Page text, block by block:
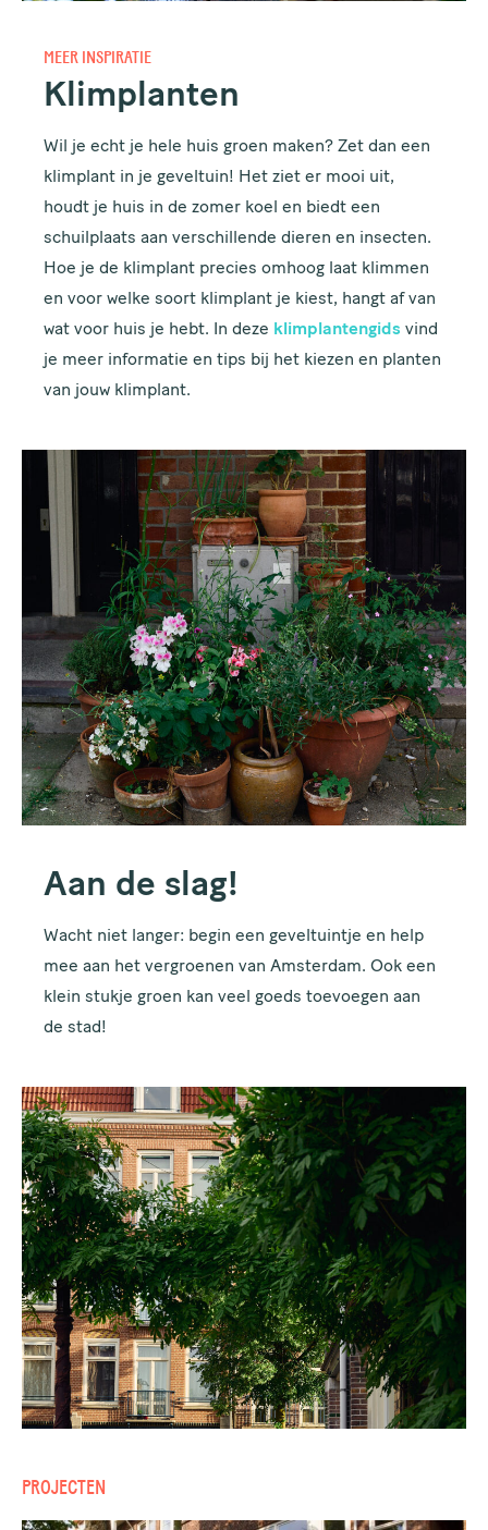
MEER INSPIRATIE
Klimplanten
Wil je echt je hele huis groen maken? Zet dan een
klimplant in je geveltuin! Het ziet er mooi uit,
houdt je huis in de zomer koel en biedt een
schuilplaats aan verschillende dieren en insecten.
Hoe je de klimplant precies omhoog laat klimmen
en voor welke soort klimplant je kiest, hangt af van
wat voor huis je hebt. In deze klimplantengids vind
je meer informatie en tips bij het kiezen en planten
van jouw klimplant.
Aan de slag!
Wacht niet langer: begin een geveltuintje en help
mee aan het vergroenen van Amsterdam. Ook een
klein stukje groen kan veel goeds toevoegen aan
de stad!
PROJECTEN
Houd me up to date!